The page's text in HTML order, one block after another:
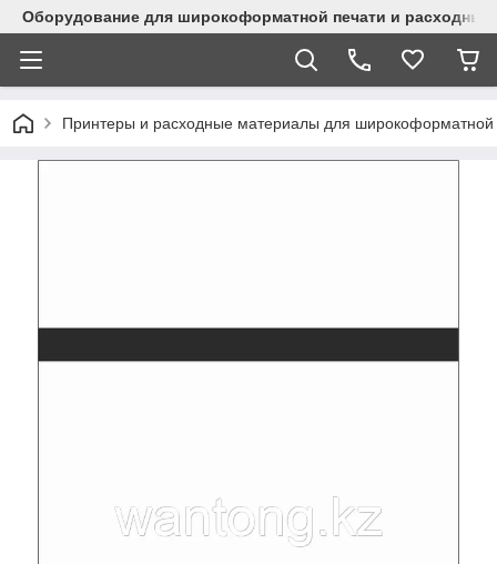
Оборудование для широкоформатной печати и
Принтеры и расходные материалы для широкоформатной